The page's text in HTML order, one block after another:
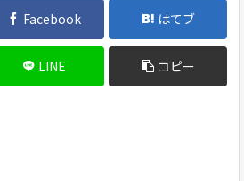
Facebook はてブ
LINE コピー